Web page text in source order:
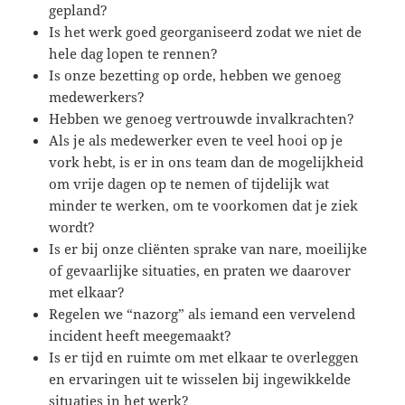
gepland?
Is het werk goed georganiseerd zodat we niet de
hele dag lopen te rennen?
Is onze bezetting op orde, hebben we genoeg
medewerkers?
Hebben we genoeg vertrouwde invalkrachten?
Als je als medewerker even te veel hooi op je
vork hebt, is er in ons team dan de mogelijkheid
om vrije dagen op te nemen of tijdelijk wat
minder te werken, om te voorkomen dat je ziek
wordt?
Is er bij onze cliënten sprake van nare, moeilijke
of gevaarlijke situaties, en praten we daarover
met elkaar?
Regelen we “nazorg” als iemand een vervelend
incident heeft meegemaakt?
Is er tijd en ruimte om met elkaar te overleggen
en ervaringen uit te wisselen bij ingewikkelde
situaties in het werk?